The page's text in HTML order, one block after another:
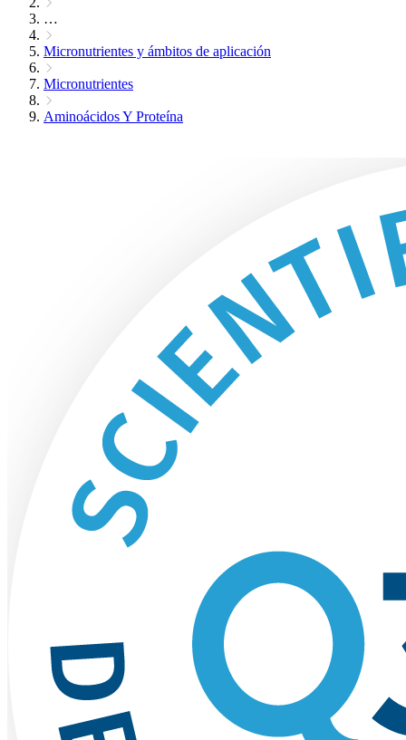
…
Micronutrientes y ámbitos de aplicación
Micronutrientes
Aminoácidos Y Proteína